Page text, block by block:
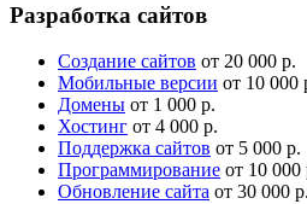
Разработка сайтов
Создание сайтов от 20 000 р.
Мобильные версии от 10 000
Домены от 1 000 р.
Хостинг от 4 000 р.
Поддержка сайтов от 5 000 р.
Программирование от 10 000
Обновление сайта от 30 000 р.